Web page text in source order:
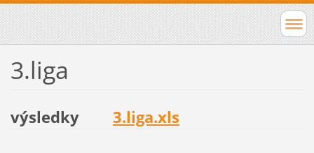
3.liga
výsledky 3.liga.xls